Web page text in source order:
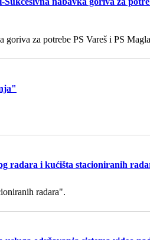
za potrebe PS Vareš i PS
radara i kućišta stacioniranih
radara".